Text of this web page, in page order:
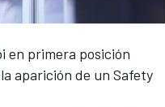
en primera posición
aparición de un Safety